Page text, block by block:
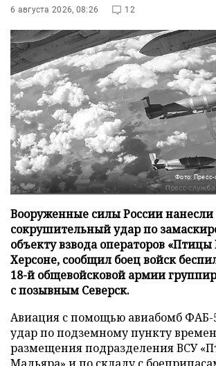
6 августа 2026, 08:26 12
Фото:
Вооруженные силы России нанесли
сокрушительный удар по
объекту взвода операторов
Херсоне, сообщил боец войск
18-й общевойсковой армии
с позывным Северск.
Авиация с помощью авиабомб ФАБ-
удар по подземному пункту
размещения подразделения ВСУ